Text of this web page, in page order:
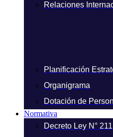
Relaciones
Planificación
Organigrama
Dotación de
Normativa
Decreto Ley N° 211